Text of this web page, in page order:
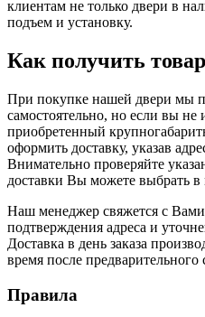
клиентам не только двери в
подъем и установку.
Как получить товар
При покупке нашей двери мы
самостоятельно, но если вы не
приобретенный
оформить доставку, указав
Внимательно проверяйте
доставки Вы можете выбрать
Наш менеджер свяжется с Вами
подтверждения адреса и
Доставка в день заказа
время после предварительного
Правила